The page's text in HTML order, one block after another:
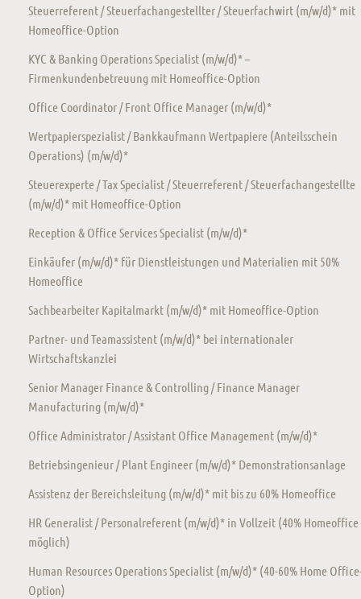
Steuerreferent / Steuerfachangestellter / Steuerfachwirt (m/w/d)* mit
Homeoffice-Option
KYC & Banking Operations Specialist (m/w/d)* –
Firmenkundenbetreuung mit Homeoffice-Option
Office Coordinator / Front Office Manager (m/w/d)*
Wertpapierspezialist / Bankkaufmann Wertpapiere (Anteilsschein
Operations) (m/w/d)*
Steuerexperte / Tax Specialist / Steuerreferent / Steuerfachangestellte
(m/w/d)* mit Homeoffice-Option
Reception & Office Services Specialist (m/w/d)*
Einkäufer (m/w/d)* für Dienstleistungen und Materialien mit 50%
Homeoffice
Sachbearbeiter Kapitalmarkt (m/w/d)* mit Homeoffice-Option
Partner- und Teamassistent (m/w/d)* bei internationaler
Wirtschaftskanzlei
Senior Manager Finance & Controlling / Finance Manager
Manufacturing (m/w/d)*
Office Administrator / Assistant Office Management (m/w/d)*
Betriebsingenieur / Plant Engineer (m/w/d)* Demonstrationsanlage
Assistenz der Bereichsleitung (m/w/d)* mit bis zu 60% Homeoffice
HR Generalist / Personalreferent (m/w/d)* in Vollzeit (40% Homeoffice
möglich)
Human Resources Operations Specialist (m/w/d)* (40-60% Home
Option)